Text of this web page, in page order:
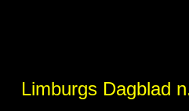
Limburgs Dagblad